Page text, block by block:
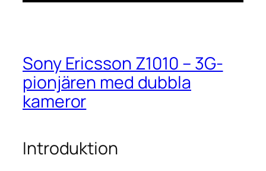
Sony Ericsson Z1010 – 3G-
pionjären med dubbla
kameror
Introduktion